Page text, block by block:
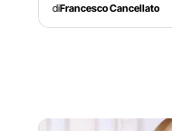
diFrancesco Cancellato